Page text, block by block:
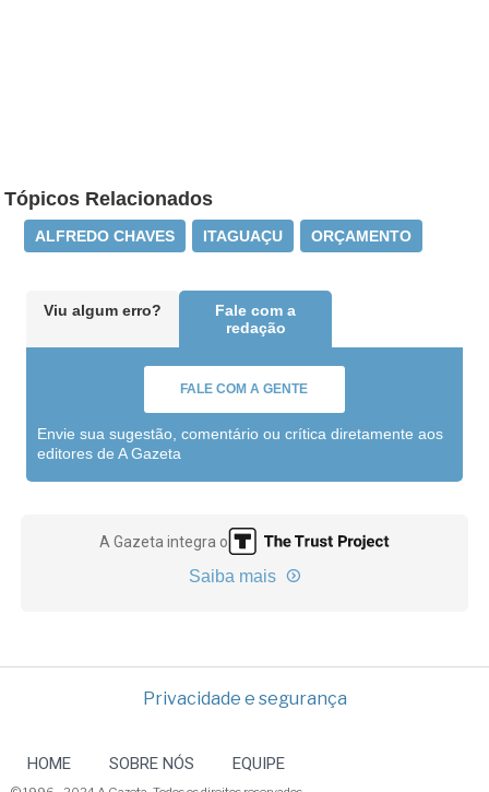
Tópicos Relacionados
ALFREDO CHAVES ITAGUAÇU ORÇAMENTO
Viu algum erro?
Fale com a
redação
FALE COM A GENTE
Envie sua sugestão, comentário ou crítica diretamente aos
editores de A Gazeta
A Gazeta integra o
Saiba mais
Privacidade e segurança
HOME SOBRE NÓS EQUIPE